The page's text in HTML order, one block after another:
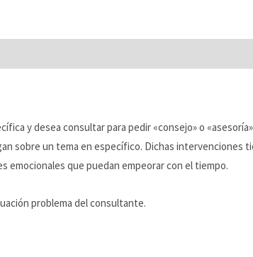
y desea consultar para pedir «consejo» o
sobre un tema en específico. Dichas
emocionales que puedan empeorar con el tiempo.
problema del consultante.